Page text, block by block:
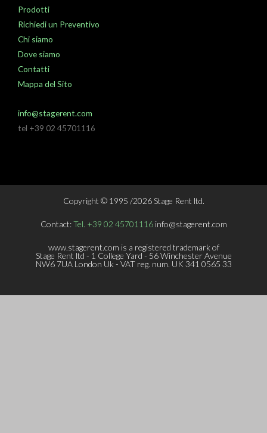
Prodotti
Richiedi un Preventivo
Chi siamo
Dove siamo
Contatti
Mappa del Sito
info@stagerent.com
tel +39 02 45701116
Copyright © 1995 /2026 Stage Rent ltd.
Contact:Tel. +39 02 45701116 info@stagerent.com
www.stagerent.com is a registered trademark of
Stage Rent ltd - 1 College Yard - 56 Winchester Avenue
NW6 7UA London Uk - VAT reg. num. UK 341 0565 33